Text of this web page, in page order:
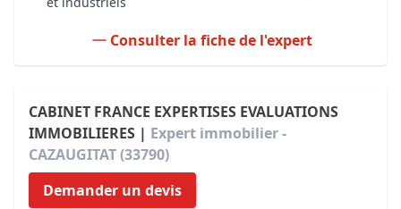
Consulter la fiche de l'expert
CABINET FRANCE EXPERTISES EVALUATIONS
IMMOBILIERES | Expert immobilier -
CAZAUGITAT (33790)
Demander un devis